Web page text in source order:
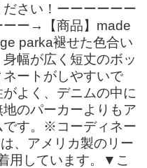
ださい！ーーーーーー
ーー→【商品】made
parka褪せた色合い
幅が広く短丈のボッ
ートがしやすいで
よく、デニムの中に
のパーカーよりもア
です。※コーディネー
、アメリカ製のリー
用しています。▼こ